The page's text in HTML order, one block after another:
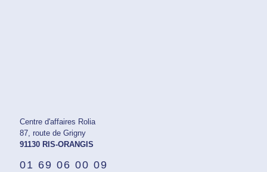
Centre d'affaires Rolia
87, route de Grigny
91130 RIS-ORANGIS
01 69 06 00 09